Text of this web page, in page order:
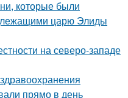
которые были
царю Элиды
на северо-западе
прямо в день